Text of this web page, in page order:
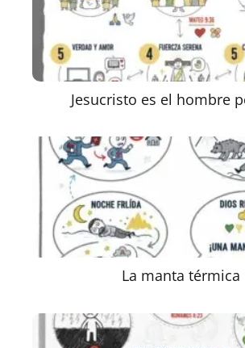
Jesucristo es el hombre
La manta térmica